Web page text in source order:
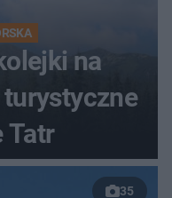
na
Tatr
35